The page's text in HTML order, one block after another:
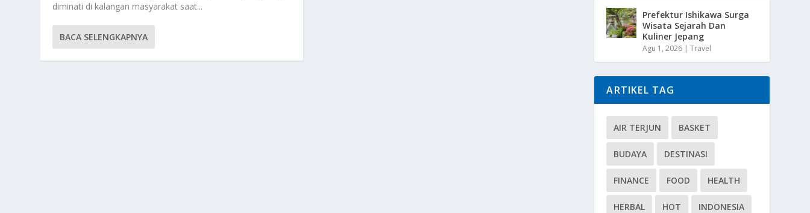
diminati di kalangan masyarakat saat...
BACA SELENGKAPNYA
Prefektur Ishikawa Surga
Wisata Sejarah Dan
Kuliner Jepang
Agu 1, 2026 |Travel
ARTIKEL TAG
AIR TERJUN BASKET
BUDAYA DESTINASI
FINANCE FOOD HEALTH
HERBAL HOT INDONESIA